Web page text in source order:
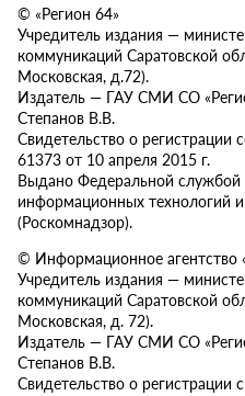
© «Регион 64»
Учредитель издания —
коммуникаций Саратовской
Московская, д.72).
Издатель — ГАУ СМИ СО
Степанов В.В.
Свидетельство о
61373 от 10 апреля 2015 г.
Выдано Федеральной службой
информационных технологий
(Роскомнадзор).
© Информационное агентство
Учредитель издания —
коммуникаций Саратовской
Московская, д. 72).
Издатель — ГАУ СМИ СО
Степанов В.В.
Свидетельство о регистрации